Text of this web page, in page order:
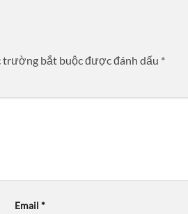
trường bắt buộc được đánh dấu *
Email *